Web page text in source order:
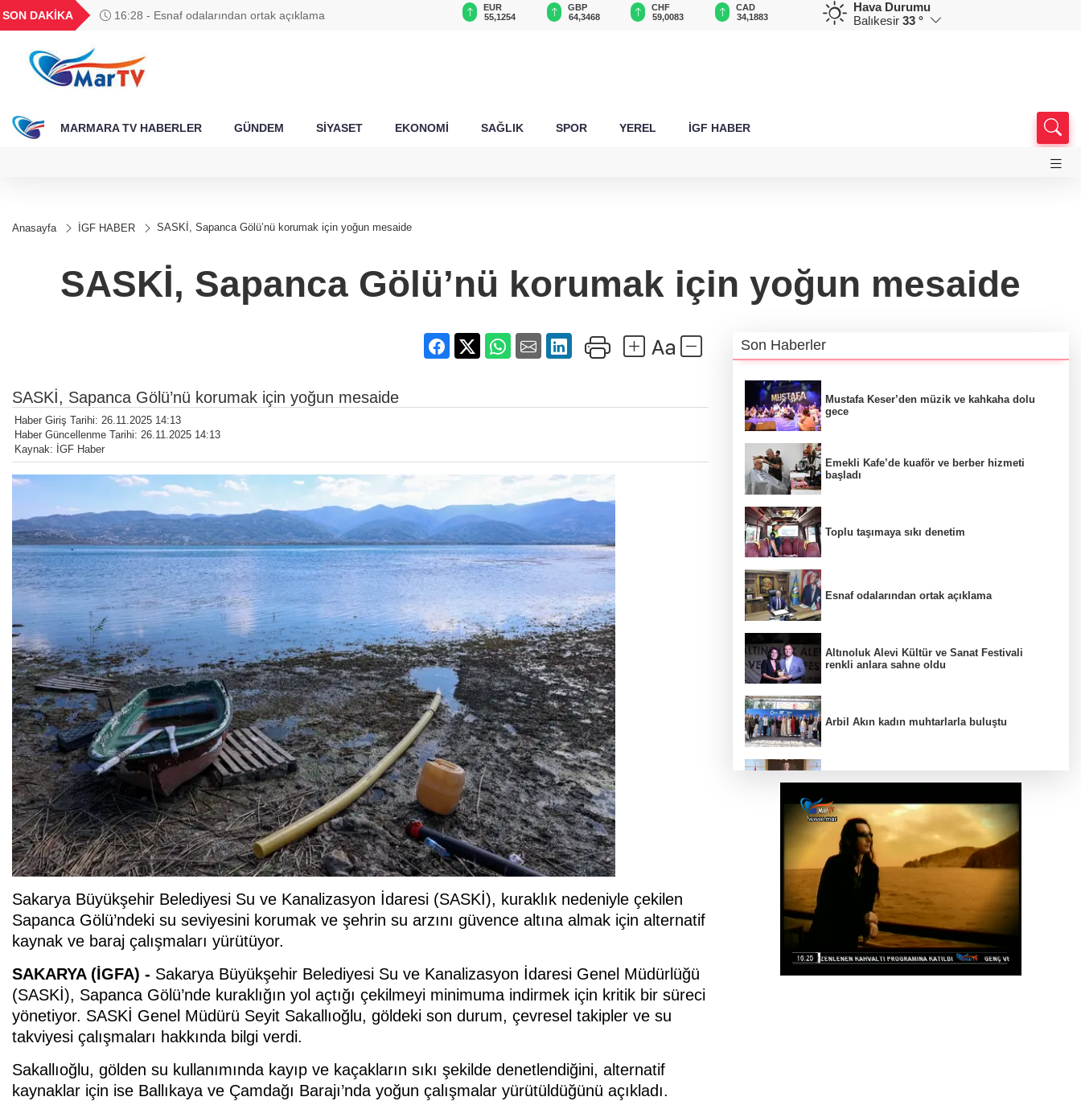
SON DAKİKA 16:28 - Esnaf odalarından ortak açıklama
BGN
27,9743
0,0018
6.660,55
13.779,39
EUR
55,1254
GBP
64,3468
CHF
59,0083
CAD
34,1883
RUB
0,5822
AED
12,9805
Hava Durumu
Balıkesir 33 °
MARMARA TV HABERLER GÜNDEM SİYASET EKONOMİ SAĞLIK SPOR YEREL İGF HABER
Anasayfa İGF HABER SASKİ, Sapanca Gölü’nü korumak için yoğun mesaide
SASKİ, Sapanca Gölü’nü korumak için yoğun mesaide
SASKİ, Sapanca Gölü’nü korumak için yoğun mesaide
Haber Giriş Tarihi: 26.11.2025 14:13
Haber Güncellenme Tarihi: 26.11.2025 14:13
Kaynak: İGF Haber
Sakarya Büyükşehir Belediyesi Su ve Kanalizasyon İdaresi (SASKİ), kuraklık nedeniyle çekilen
Sapanca Gölü’ndeki su seviyesini korumak ve şehrin su arzını güvence altına almak için alternatif
kaynak ve baraj çalışmaları yürütüyor.
SAKARYA (İGFA) - Sakarya Büyükşehir Belediyesi Su ve Kanalizasyon İdaresi Genel Müdürlüğü
(SASKİ), Sapanca Gölü’nde kuraklığın yol açtığı çekilmeyi minimuma indirmek için kritik bir süreci
yönetiyor. SASKİ Genel Müdürü Seyit Sakallıoğlu, göldeki son durum, çevresel takipler ve su
takviyesi çalışmaları hakkında bilgi verdi.
Sakallıoğlu, gölden su kullanımında kayıp ve kaçakların sıkı şekilde denetlendiğini, alternatif
kaynaklar için ise Ballıkaya ve Çamdağı Barajı’nda yoğun çalışmalar yürütüldüğünü açıkladı.
Son Haberler
Mustafa Keser’den müzik ve kahkaha dolu
gece
Emekli Kafe’de kuaför ve berber hizmeti
başladı
Toplu taşımaya sıkı denetim
Esnaf odalarından ortak açıklama
Altınoluk Alevi Kültür ve Sanat Festivali
renkli anlara sahne oldu
Arbil Akın kadın muhtarlarla buluştu
Balıkesir Büyükşehir altyapıda hız kesmiyor
Antalya Büyükşehir zor gününde de
vatandaşın yanında
Kırgız Cumhuriyeti Antalya Başkonsolosu
Başkan Vekili Özdemir’i ziyaret etti